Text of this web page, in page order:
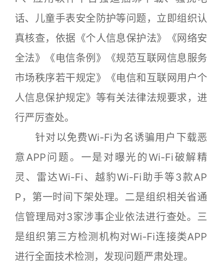
话、儿童手表安全防护等问题，立即组织认
真核查，依据《个人信息保护法》《网络安
全法》《电信条例》《规范互联网信息服务
市场秩序若干规定》《电信和互联网用户个
人信息保护规定》等有关法律法规要求，进
行严厉查处。
针对以免费Wi-Fi为名诱骗用户下载恶
意APP问题。一是对曝光的Wi-Fi破解精
灵、雷达Wi-Fi、越豹Wi-Fi助手等3款AP
P，第一时间下架处理。二是组织相关省通
信管理局对3家涉事企业依法进行查处。三
是组织第三方检测机构对Wi-Fi连接类APP
进行全面技术检测，发现问题严肃处理。